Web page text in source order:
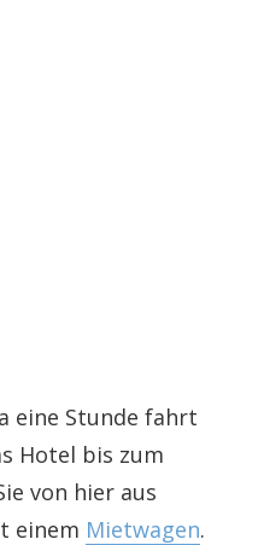
eine Stunde fahrt
Hotel bis zum
von hier aus
einem Mietwagen.